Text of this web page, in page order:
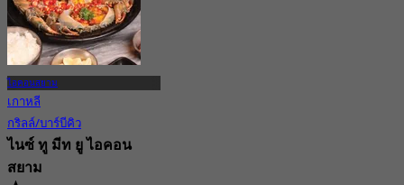
ไอคอนสยาม
เกาหลี
กริลล์/บาร์บีคิว
ไนซ์ ทู มีท ยู ไอคอน
สยาม